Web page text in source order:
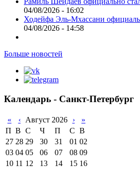
04/08/2026 - 16:02
Ходейфа Эль-Мхассани
04/08/2026 - 14:58
Больше новостей
Календарь - Санкт-Петербург
« ‹ Август 2026 ›
»
П В С Ч П С В
27 28 29 30 31 01 02
03 04 05 06 07 08 09
10 11 12 13 14 15 16